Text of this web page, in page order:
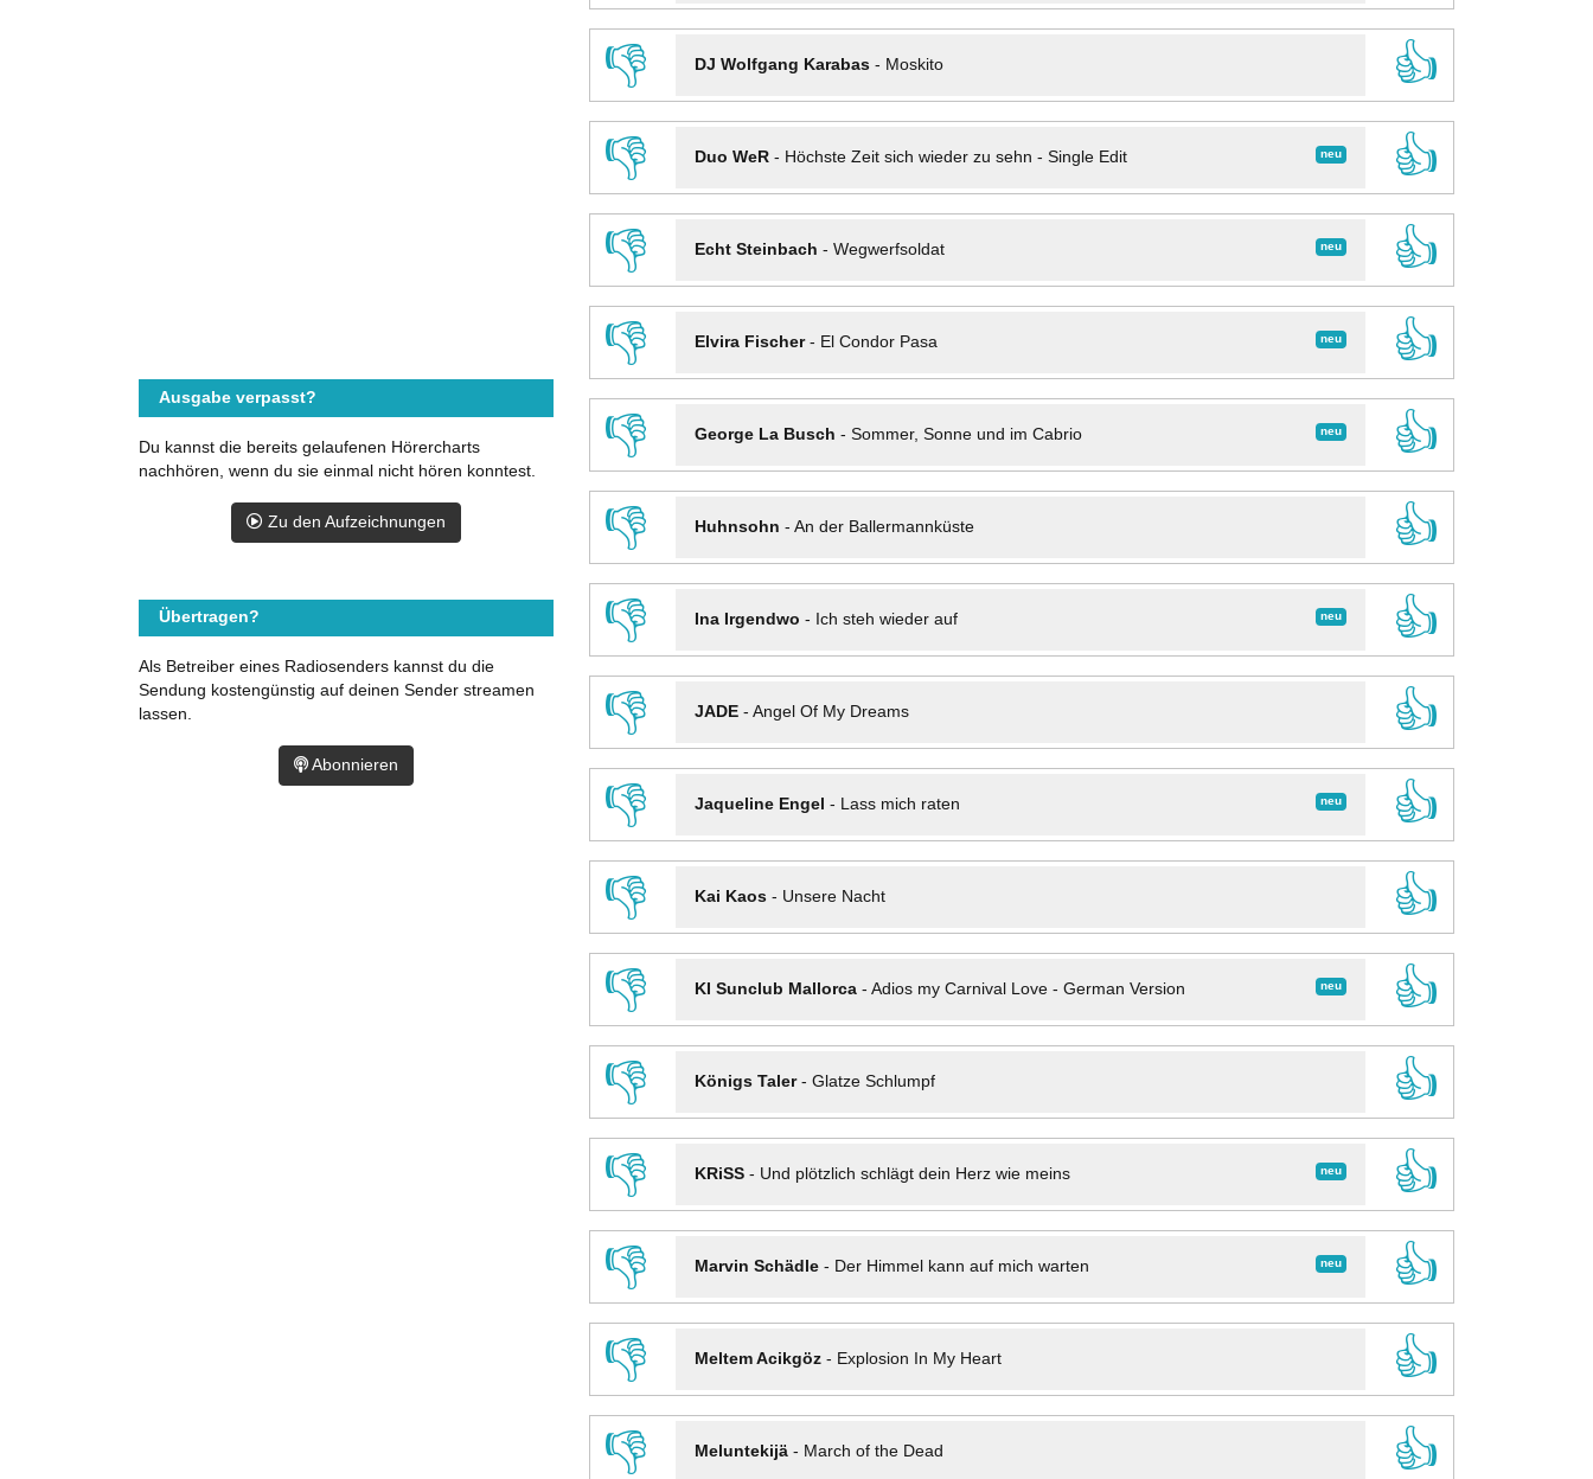
👎
DJ Wolfgang Karabas- Moskito
👍
👎
neu
Duo WeR- Höchste Zeit sich wieder zu sehn - Single Edit
👍
👎
neu
Echt Steinbach - Wegwerfsoldat
👍
👎
neu
Elvira Fischer- El Condor Pasa
👍
👎
neu
George La Busch - Sommer, Sonne und im Cabrio
👍
👎
Huhnsohn - An der Ballermannküste
👍
👎
neu
Ina Irgendwo - Ich steh wieder auf
👍
👎
JADE- Angel Of My Dreams
👍
👎
neu
Jaqueline Engel - Lass mich raten
👍
👎
Kai Kaos- Unsere Nacht
👍
👎
neu
KI Sunclub Mallorca- Adios my Carnival Love - German Version
👍
👎
Königs Taler- Glatze Schlumpf
👍
👎
neu
KRiSS- Und plötzlich schlägt dein Herz wie meins
👍
👎
neu
Marvin Schädle- Der Himmel kann auf mich warten
👍
👎
Meltem Acikgöz- Explosion In My Heart
👍
👎
Meluntekijä- March of the Dead
👍
Ausgabe verpasst?
Du kannst die bereits gelaufenen Hörercharts
nachhören, wenn du sie einmal nicht hören konntest.
Zu den Aufzeichnungen
Übertragen?
Als Betreiber eines Radiosenders kannst du die
Sendung kostengünstig auf deinen Sender streamen
lassen.
Abonnieren